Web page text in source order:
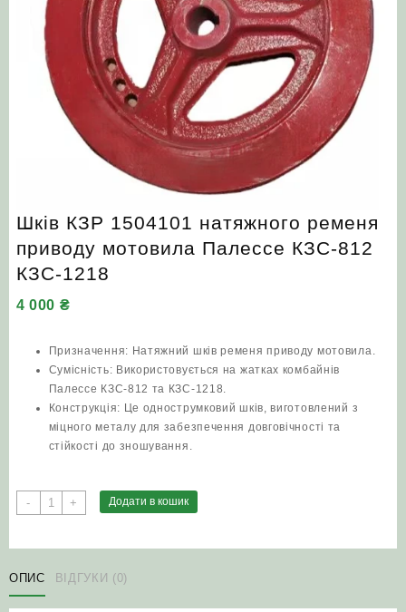
Шків КЗР 1504101 натяжного ременя
приводу мотовила Палессе КЗС-812
КЗС-1218
4 000 ₴
Призначення: Натяжний шків ременя приводу мотовила.
Сумісність: Використовується на жатках комбайнів
Палессе КЗС-812 та КЗС-1218.
Конструкція: Це однострумковий шків, виготовлений з
міцного металу для забезпечення довговічності та
стійкості до зношування.
-
Шків
КЗР
ременя
приводу
+ Додати в кошик
ОПИС ВІДГУКИ (0)